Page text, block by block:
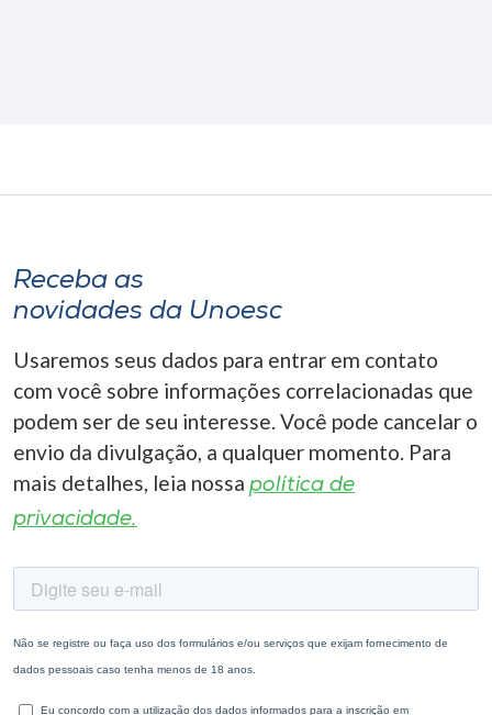
Receba as
novidades da Unoesc
Usaremos seus dados para entrar em contato
com você sobre informações correlacionadas que
podem ser de seu interesse. Você pode cancelar o
envio da divulgação, a qualquer momento. Para
mais detalhes, leia nossa política de
privacidade.